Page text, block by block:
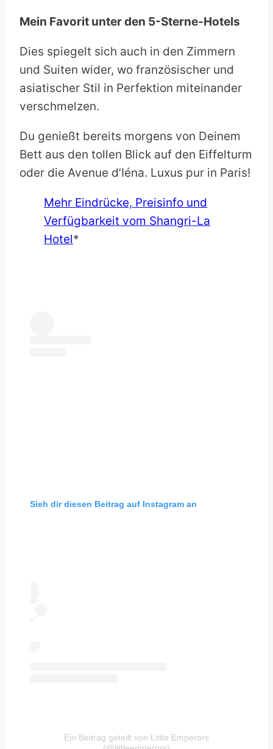
Mein Favorit unter den 5-Sterne-Hotels
Dies spiegelt sich auch in den Zimmern
und Suiten wider, wo französischer und
asiatischer Stil in Perfektion miteinander
verschmelzen.
Du genießt bereits morgens von Deinem
Bett aus den tollen Blick auf den Eiffelturm
oder die Avenue d’Iéna. Luxus pur in Paris!
Mehr Eindrücke, Preisinfo und
Verfügbarkeit vom Shangri-La
Hotel*
Sieh dir diesen Beitrag auf Instagram an
Ein Beitrag geteilt von Little Emperors